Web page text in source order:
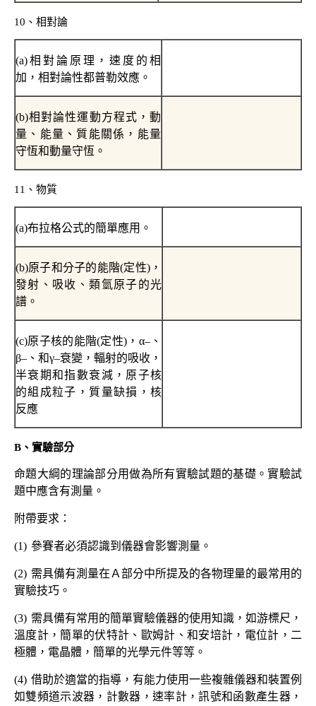
10 、相對論
(a)相對論原理，速度的相
加，相對論性都普勒效應。
(b)相對論性運動方程式，動
量、能量、質能關係，能量
守恆和動量守恆。
11 、物質
(a)布拉格公式的簡單應用。
(b)原子和分子的能階(定性)，
發射、吸收、類氫原子的光
譜。
(c)原子核的能階(定性) ，α–、
β– 、和γ–衰變，輻射的吸收，
半衰期和指數衰減，原子核
的組成粒子，質量缺損，核
反應
B 、實驗部分
命題大綱的理論部分用做為所有實驗試題的基礎。實驗試
題中應含有測量。
附帶要求：
(1) 參賽者必須認識到儀器會影響測量。
(2) 需具備有測量在Ａ部分中所提及的各物理量的最常用的
實驗技巧。
(3) 需具備有常用的簡單實驗儀器的使用知識，如游標尺，
溫度計，簡單的伏特計、歐姆計、和安培計，電位計，二
極體，電晶體，簡單的光學元件等等。
(4) 借助於適當的指導，有能力使用一些複雜儀器和裝置例
如雙頻道示波器，計數器，速率計，訊號和函數產生器，